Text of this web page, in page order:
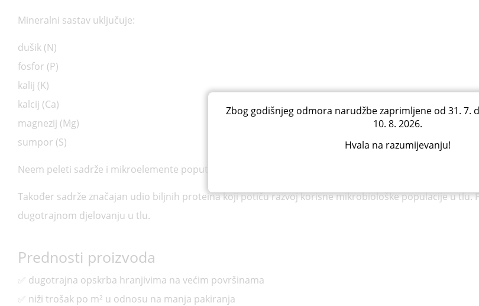
Mineralni sastav uključuje:
dušik (N)
fosfor (P)
kalij (K)
kalcij (Ca)
magnezij (Mg)
sumpor (S)
Neem peleti sadrže i mikroelemente poput željeza, cinka i mangana.
Također sadrže značajan udio biljnih proteina koji potiču razvoj korisne mikrobiološke populacije u
dugotrajnom djelovanju u tlu.
Prednosti proizvoda
✅ dugotrajna opskrba hranjivima na većim površinama
✅ niži trošak po m² u odnosu na manja pakiranja
Zbog godišnjeg odmora narudžbe zaprimljene od 31. 7.
10. 8. 2026.
Hvala na razumijevanju!